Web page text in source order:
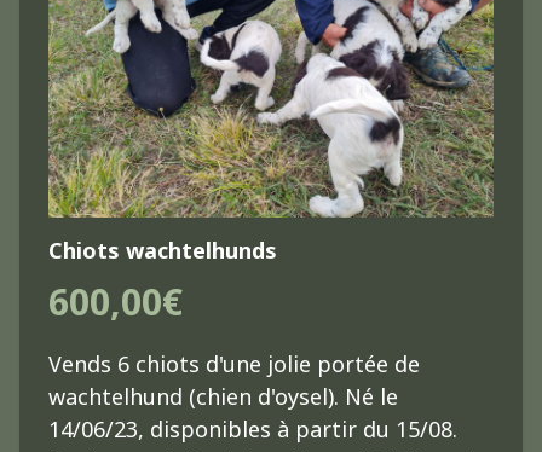
Chiots wachtelhunds
600,00€
Vends 6 chiots d'une jolie portée de
wachtelhund (chien d'oysel). Né le
14/06/23, disponibles à partir du 15/08.